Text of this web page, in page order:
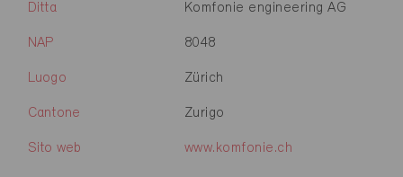
Ditta Komfonie engineering AG
NAP 8048
Luogo Zürich
Cantone Zurigo
Sito web www.komfonie.ch